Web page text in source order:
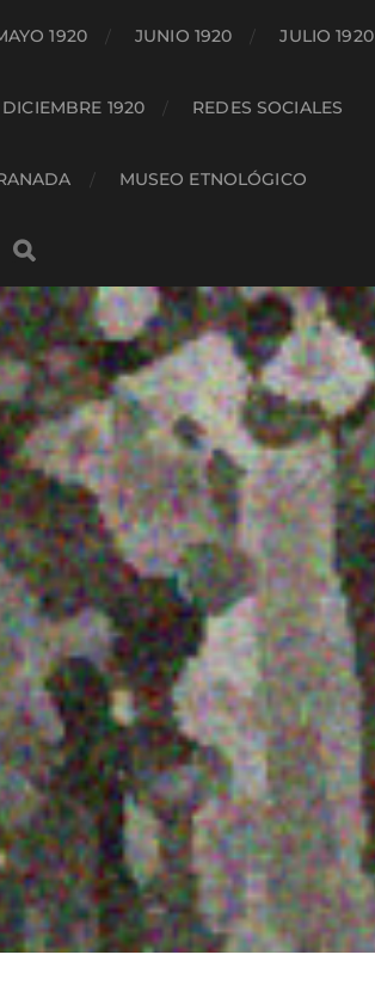
1920 JUNIO 1920 JULIO 1920
DICIEMBRE 1920 REDES SOCIALES
MUSEO ETNOLÓGICO